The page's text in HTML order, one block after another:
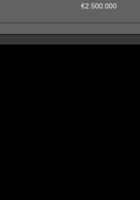
€2.500.000